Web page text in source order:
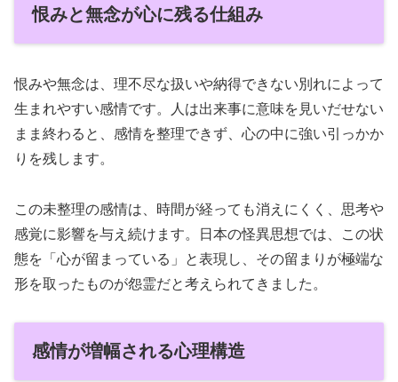
恨みと無念が心に残る仕組み
恨みや無念は、理不尽な扱いや納得できない別れによって
生まれやすい感情です。人は出来事に意味を見いだせない
まま終わると、感情を整理できず、心の中に強い引っかか
りを残します。
この未整理の感情は、時間が経っても消えにくく、思考や
感覚に影響を与え続けます。日本の怪異思想では、この状
態を「心が留まっている」と表現し、その留まりが極端な
形を取ったものが怨霊だと考えられてきました。
感情が増幅される心理構造